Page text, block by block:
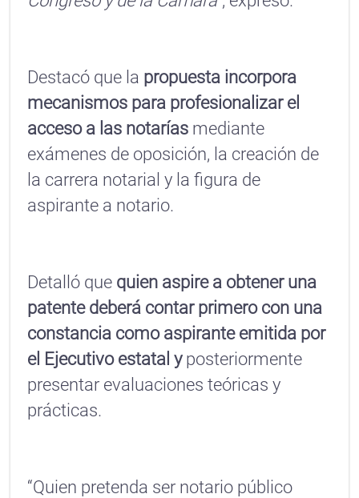
Destacó que la propuesta incorpora
mecanismos para profesionalizar el
acceso a las notarías mediante
exámenes de oposición, la creación de
la carrera notarial y la figura de
aspirante a notario.
Detalló que quien aspire a obtener una
patente deberá contar primero con una
constancia como aspirante emitida por
el Ejecutivo estatal y posteriormente
presentar evaluaciones teóricas y
prácticas.
“Quien pretenda ser notario público